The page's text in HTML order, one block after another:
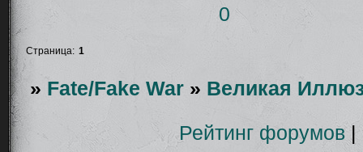
.shiav:hover
/***   БЛОК ТЕКСТА
#ship1 > .btext
</style>
0
Страница: 1
» Fate/Fake War » Великая
Рейтинг форумов|